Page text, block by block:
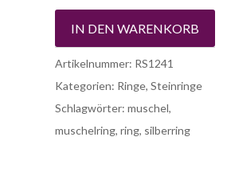
IN DEN WARENKORB
Artikelnummer: RS1241
Kategorien: Ringe,Steinringe
Schlagwörter:muschel,
muschelring,ring, silberring